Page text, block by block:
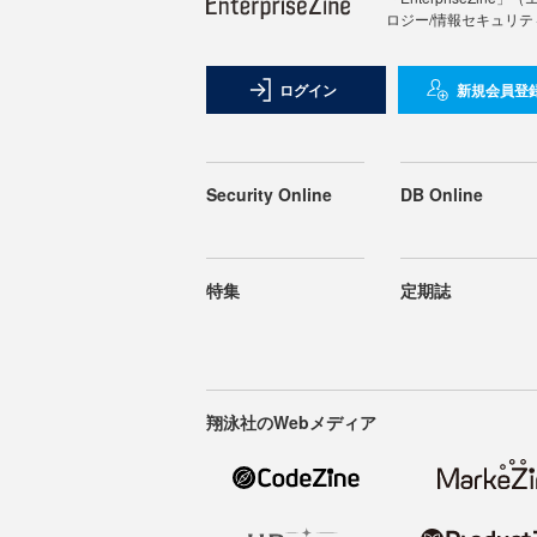
ロジー/情報セキュリ
ログイン 新規会員登
Security Online DB Online
特集 定期誌
翔泳社のWebメディア